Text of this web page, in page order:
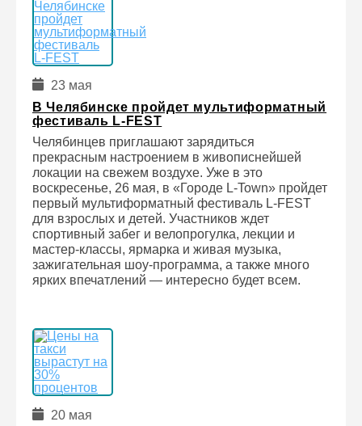
23 мая
В Челябинске пройдет мультиформатный
фестиваль L-FEST
Челябинцев приглашают зарядиться
прекрасным настроением в живописнейшей
локации на свежем воздухе. Уже в это
воскресенье, 26 мая, в «Городе L-Town» пройдет
первый мультиформатный фестиваль L-FEST
для взрослых и детей. Участников ждет
спортивный забег и велопрогулка, лекции и
мастер-классы, ярмарка и живая музыка,
зажигательная шоу-программа, а также много
ярких впечатлений — интересно будет всем.
20 мая